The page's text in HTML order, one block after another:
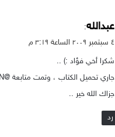
ي
ل
عبدالله:
٤ سبتمبر ۲۰۰۹ الساعة ۳:۱۹ م
شكرا أخي فؤاد :) ..
جاري تحميل الكتاب ، وتمت متابعة @99DESIGN علّ وعسى أن يكون من نصيبنا الماك برو هذا :) ..
جزاك الله خير ..
رد